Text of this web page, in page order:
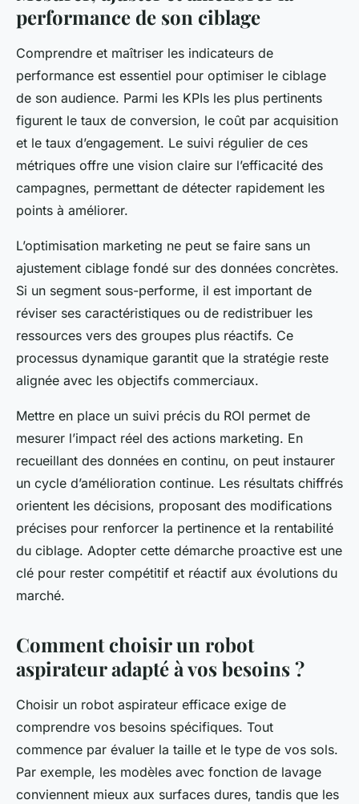
performance de son ciblage
Comprendre et maîtriser les indicateurs de
performance est essentiel pour optimiser le ciblage
de son audience. Parmi les KPIs les plus pertinents
figurent le taux de conversion, le coût par acquisition
et le taux d’engagement. Le suivi régulier de ces
métriques offre une vision claire sur l’efficacité des
campagnes, permettant de détecter rapidement les
points à améliorer.
L’optimisation marketing ne peut se faire sans un
ajustement ciblage fondé sur des données concrètes.
Si un segment sous-performe, il est important de
réviser ses caractéristiques ou de redistribuer les
ressources vers des groupes plus réactifs. Ce
processus dynamique garantit que la stratégie reste
alignée avec les objectifs commerciaux.
Mettre en place un suivi précis du ROI permet de
mesurer l’impact réel des actions marketing. En
recueillant des données en continu, on peut instaurer
un cycle d’amélioration continue. Les résultats chiffrés
orientent les décisions, proposant des modifications
précises pour renforcer la pertinence et la rentabilité
du ciblage. Adopter cette démarche proactive est une
clé pour rester compétitif et réactif aux évolutions du
marché.
Comment choisir un robot
aspirateur adapté à vos besoins ?
Choisir un robot aspirateur efficace exige de
comprendre vos besoins spécifiques. Tout
commence par évaluer la taille et le type de vos sols.
Par exemple, les modèles avec fonction de lavage
conviennent mieux aux surfaces dures, tandis que les